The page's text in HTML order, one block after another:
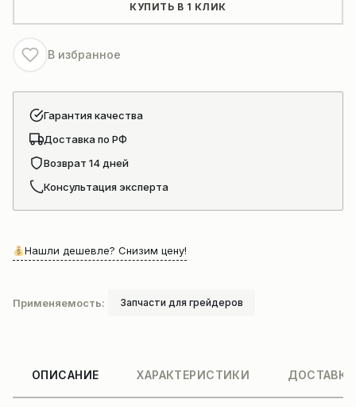
для
грейдера
КУПИТЬ В 1 КЛИК
В избранное
Гарантия качества
Доставка по РФ
Возврат 14 дней
Консультация эксперта
Нашли дешевле? Снизим цену!
Применяемость: Запчасти для грейдеров
ОПИСАНИЕ ХАРАКТЕРИСТИКИ